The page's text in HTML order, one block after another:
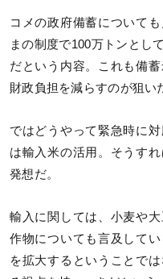
コメの政府備蓄について
まの制度で100万トンとし
だという内容。これも備
財政負担を減らすのが狙い
ではどうやって緊急時に
は輸入米の活用。そうす
発想だ。
輸入に関しては、小麦や
作物についても言及して
を拡大するということで